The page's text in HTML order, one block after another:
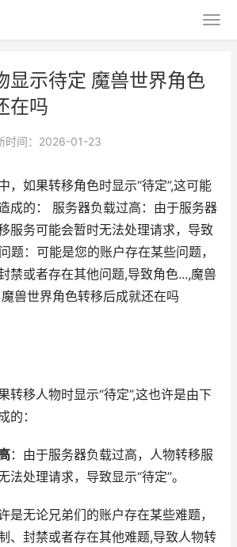
显示待定 魔兽世界角色
在吗
时间：2026-01-23
，如果转移角色时显示“待定”,这可能
成的： 服务器负载过高：由于服务器
服务可能会暂时无法处理请求，导致
题：可能是您的账户存在某些问题，
禁或者存在其他问题,导致角色...,魔兽
兽世界角色转移后成就还在吗
转移人物时显示“待定”,这也许是由下
的：
：由于服务器负载过高，人物转移服
法处理请求，导致显示“待定”。
是无论兄弟们的账户存在某些难题，
、封禁或者存在其他难题,导致人物转